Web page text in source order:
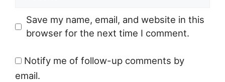
Save my name, email, and website in this
browser for the next time I comment.
Notify me of follow-up comments by
email.